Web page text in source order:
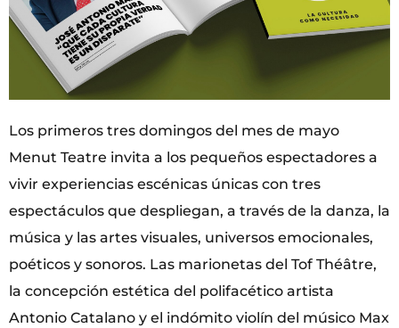
Los primeros tres domingos del mes de mayo
Menut Teatre invita a los pequeños espectadores a
vivir experiencias escénicas únicas con tres
espectáculos que despliegan, a través de la danza, la
música y las artes visuales, universos emocionales,
poéticos y sonoros. Las marionetas del Tof Théâtre,
la concepción estética del polifacético artista
Antonio Catalano y el indómito violín del músico Max